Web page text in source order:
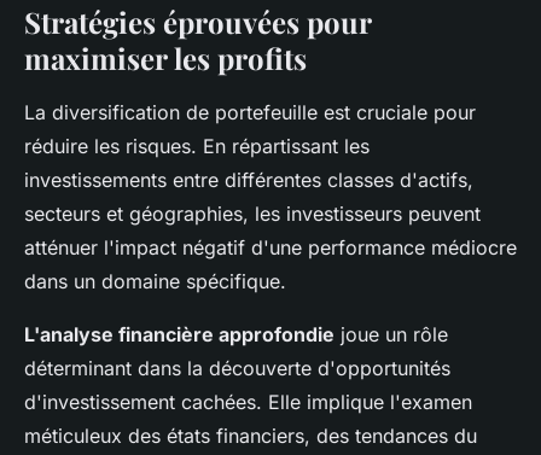
Stratégies éprouvées pour
maximiser les profits
La diversification de portefeuille est cruciale pour
réduire les risques. En répartissant les
investissements entre différentes classes d'actifs,
secteurs et géographies, les investisseurs peuvent
atténuer l'impact négatif d'une performance médiocre
dans un domaine spécifique.
L'analyse financière approfondie joue un rôle
déterminant dans la découverte d'opportunités
d'investissement cachées. Elle implique l'examen
méticuleux des états financiers, des tendances du